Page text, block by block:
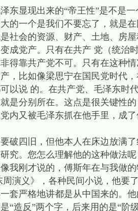
东显现出来的“帝王性”是不是
的一个是我们不要忘了，就是
社会的资源、财产、土地、房
成党产。只有在共产 党（统治
得靠共产党不可。只有在这种
，比如像梁思宁在国民党时代
以说 的。在共产党、毛泽东时
是分别所在。这点是很关键性
内又被毛泽东抓在他手里，成
破四旧，但他本人在床边放满
究。您怎么理解他的这种做法呢
我刚才说的，傅斯年在与我做
周演义》，各种民间小说，他
套严格地讲都是从中国来的。
“造反”两个字，后来用的是“